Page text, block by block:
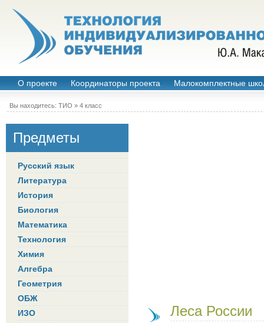
О проекте Координаторы проекта Малокомплектные
Вы находитесь: ТИО » 4 класс
Предметы
Русский язык
Литература
История
Биология
Математика
Технология
Химия
Алгебра
Геометрия
ОБЖ
ИЗО
Леса России